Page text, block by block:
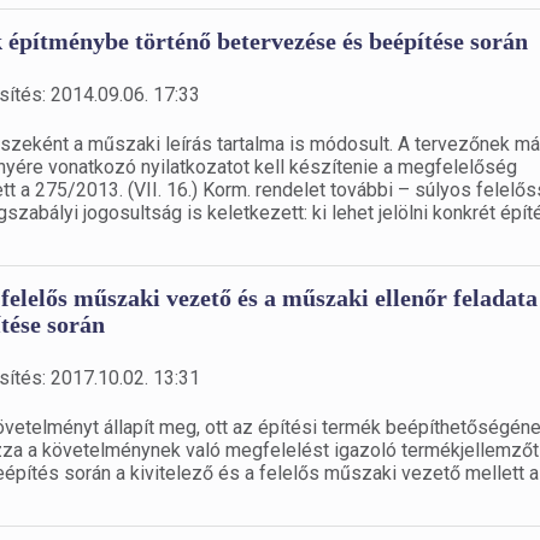
történő betervezése és beépítése során
2014.09.06. 17:33
a műszaki leírás tartalma is módosult. A tervezőnek
vonatkozó nyilatkozatot kell készítenie a megfelelőség
a 275/2013. (VII. 16.) Korm. rendelet további – súlyos
jogosultság is keletkezett: ki lehet jelölni konkrét
műszaki vezető és a műszaki ellenőr
során
2017.10.02. 13:31
állapít meg, ott az építési termék
a követelménynek való megfelelést igazoló termékjellemzőt
során a kivitelező és a felelős műszaki vezető mellett a